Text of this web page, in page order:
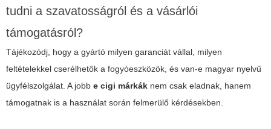
tudni a szavatosságról és a vásárlói
támogatásról?
Tájékozódj, hogy a gyártó milyen garanciát vállal, milyen
feltételekkel cserélhetők a fogyóeszközök, és van-e magyar nyelvű
ügyfélszolgálat. A jobb e cigi márkák nem csak eladnak, hanem
támogatnak is a használat során felmerülő kérdésekben.